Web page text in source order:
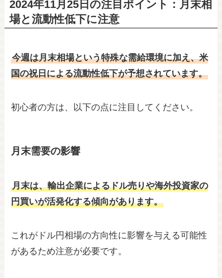
2024年11月25日の注目ポイント：月末相
場と流動性低下に注意
今週は月末相場という特殊な需給環境に加え、米
国の祝日による流動性低下が予想されています。
初心者の方は、以下の点に注目してください。
月末需要の影響
月末は、輸出企業によるドル売りや海外投資家の
円買いが活発化する傾向があります。
これがドル円相場の方向性に影響を与える可能性
があるため注意が必要です。